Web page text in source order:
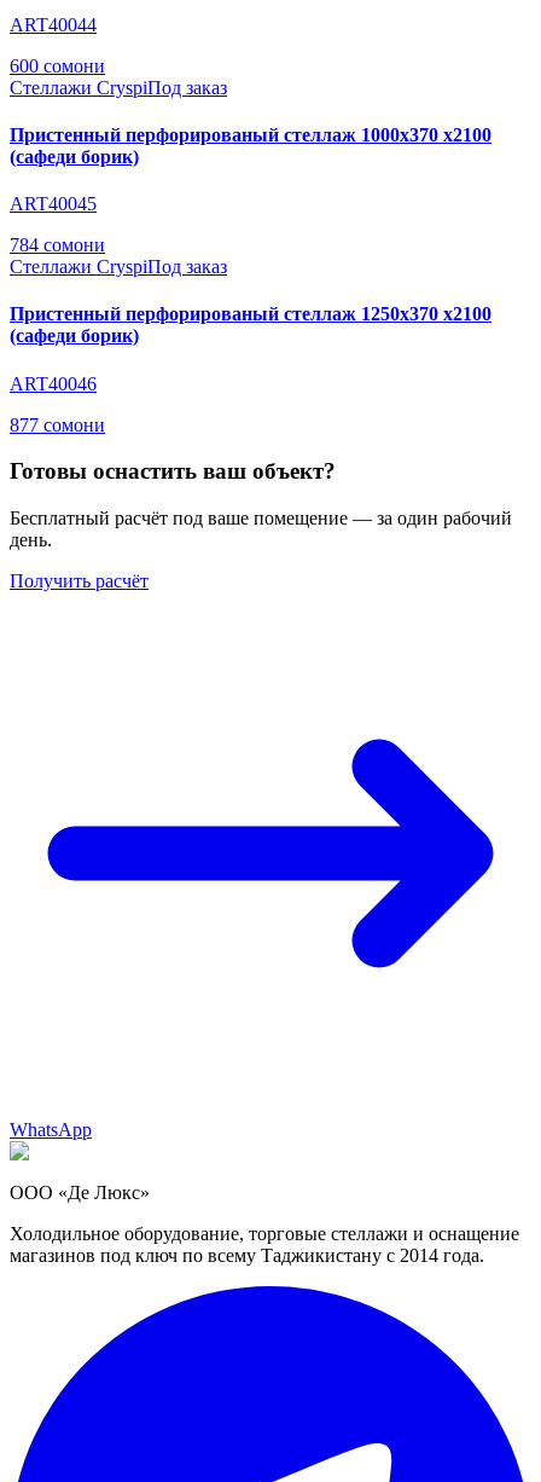
ART40044
600 сомони
Стеллажи CryspiПод заказ
Пристенный перфорированый стеллаж 1000х370 х2100
(сафеди борик)
ART40045
784 сомони
Стеллажи CryspiПод заказ
Пристенный перфорированый стеллаж 1250х370 х2100
(сафеди борик)
ART40046
877 сомони
Готовы оснастить ваш объект?
Бесплатный расчёт под ваше помещение — за один рабочий
день.
Получить расчёт
WhatsApp
ООО «Де Люкс»
Холодильное оборудование, торговые стеллажи и оснащение
магазинов под ключ по всему Таджикистану с 2014 года.